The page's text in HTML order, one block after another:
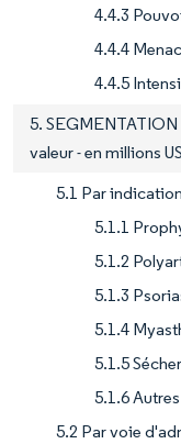
4.4.3
4.4.4
4.4.5
5.
valeur - en millions
5.1 Par indication
5.1.1
5.1.2
5.1.3
5.1.4
5.1.5
5.1.6 Autres
5.2 Par voie